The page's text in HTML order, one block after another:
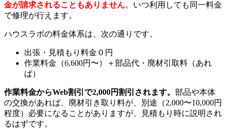
金が請求されることもありません。いつ利用しても同一料金
で修理が行えます。
ハウスラボの料金体系は、次の通りです。
出張・見積もり料金０円
作業料金（6,600円〜）＋部品代・廃材引取料（あれ
ば）
作業料金からWeb割引で2,000円割引されます。 部品や本体
の交換があれば、廃材引き取り料が、別途（2,000〜10,000円
程度）必要になることがありますが、見積もり時に説明され
るはずです。